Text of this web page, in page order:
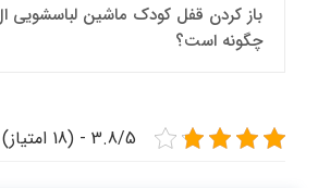
باز کردن قفل کودک ماشین لباسشویی
چگونه است؟
3.8/5 - (18 امتیاز)